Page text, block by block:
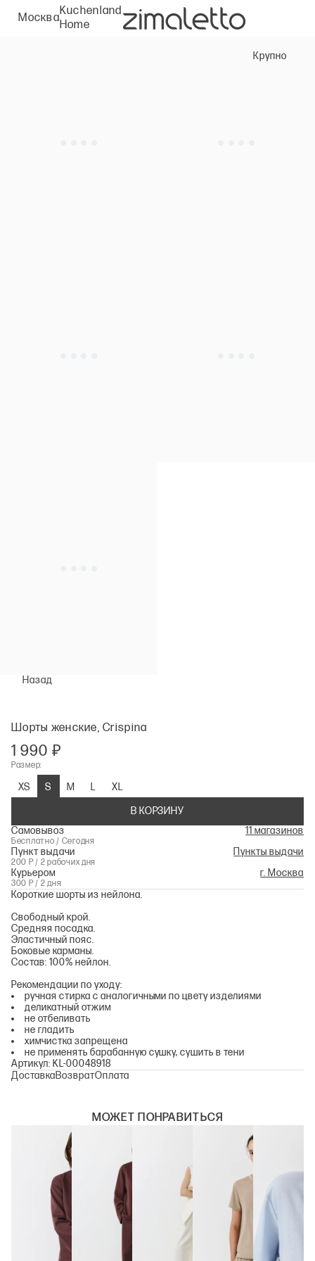
Москва
Kuchenland
Home
Крупно
Назад
Шорты женские, Crispina
1 990 ₽
Размер:
XS S M L
XL
В КОРЗИНУ
Самовывоз
11 магазинов
Бесплатно / Сегодня
Пункт выдачи Пункты выдачи
200 Р / 2 рабочих дня
Курьером г. Москва
300 Р / 2 дня
Короткие шорты из нейлона.
Свободный крой.
Средняя посадка.
Эластичный пояс.
Боковые карманы.
Состав: 100% нейлон.
Рекомендации по уходу:
ручная стирка с аналогичными по цвету изделиями
деликатный отжим
не отбеливать
не гладить
химчистка запрещена
не применять барабанную сушку, сушить в тени
Артикул: KL-00048918
ДоставкаВозвратОплата
МОЖЕТ ПОНРАВИТЬСЯ